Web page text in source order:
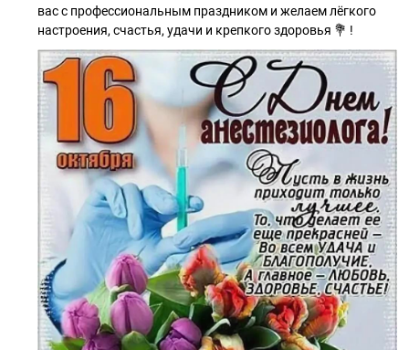
вас с профессиональным праздником и желаем лёгкого
настроения, счастья, удачи и крепкого здоровья 💐 !